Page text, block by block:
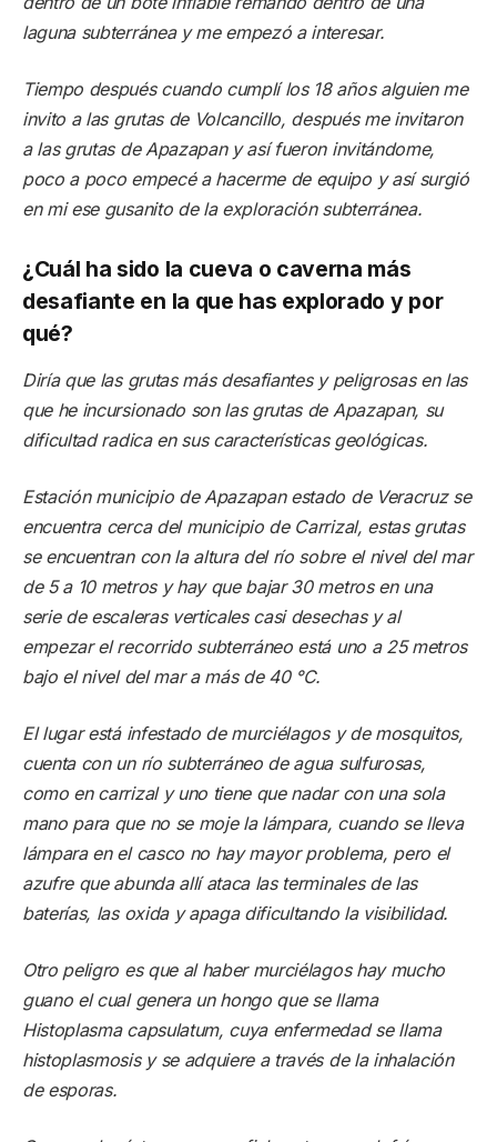
laguna subterránea y me empezó a interesar.
Tiempo después cuando cumplí los 18 años alguien me
invito a las grutas de Volcancillo, después me invitaron
a las grutas de Apazapan y así fueron invitándome,
poco a poco empecé a hacerme de equipo y así surgió
en mi ese gusanito de la exploración subterránea.
¿Cuál ha sido la cueva o caverna más
desafiante en la que has explorado y por
qué?
Diría que las grutas más desafiantes y peligrosas en las
que he incursionado son las grutas de Apazapan, su
dificultad radica en sus características geológicas.
Estación municipio de Apazapan estado de Veracruz se
encuentra cerca del municipio de Carrizal, estas grutas
se encuentran con la altura del río sobre el nivel del mar
de 5 a 10 metros y hay que bajar 30 metros en una
serie de escaleras verticales casi desechas y al
empezar el recorrido subterráneo está uno a 25 metros
bajo el nivel del mar a más de 40 °C.
El lugar está infestado de murciélagos y de mosquitos,
cuenta con un río subterráneo de agua sulfurosas,
como en carrizal y uno tiene que nadar con una sola
mano para que no se moje la lámpara, cuando se lleva
lámpara en el casco no hay mayor problema, pero el
azufre que abunda allí ataca las terminales de las
baterías, las oxida y apaga dificultando la visibilidad.
Otro peligro es que al haber murciélagos hay mucho
guano el cual genera un hongo que se llama
Histoplasma capsulatum, cuya enfermedad se llama
histoplasmosis y se adquiere a través de la inhalación
de esporas.